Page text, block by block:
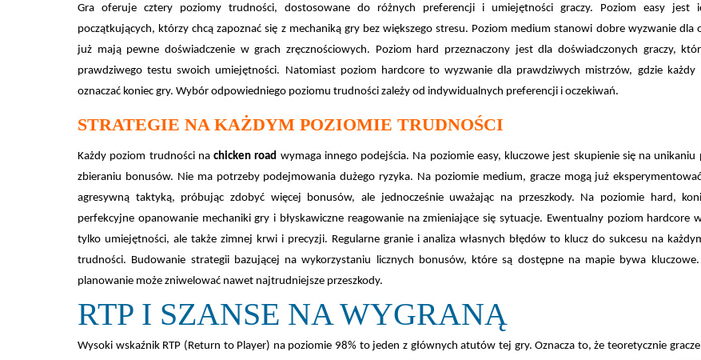
Gra oferuje cztery poziomy trudności, dostosowane do różnych preferencji i umiejętności graczy. Poziom easy jest
początkujących, którzy chcą zapoznać się z mechaniką gry bez większego stresu. Poziom medium stanowi dobre wyzwanie dla
już mają pewne doświadczenie w grach zręcznościowych. Poziom hard przeznaczony jest dla doświadczonych graczy,
prawdziwego testu swoich umiejętności. Natomiast poziom hardcore to wyzwanie dla prawdziwych mistrzów, gdzie każdy
oznaczać koniec gry. Wybór odpowiedniego poziomu trudności zależy od indywidualnych preferencji i oczekiwań.
STRATEGIE NA KAŻDYM POZIOMIE TRUDNOŚCI
Każdy poziom trudności nachicken road wymaga innego podejścia. Na poziomie easy, kluczowe jest skupienie się na unikaniu
zbieraniu bonusów. Nie ma potrzeby podejmowania dużego ryzyka. Na poziomie medium, gracze mogą już
agresywną taktyką, próbując zdobyć więcej bonusów, ale jednocześnie uważając na przeszkody. Na poziomie hard,
perfekcyjne opanowanie mechaniki gry i błyskawiczne reagowanie na zmieniające się sytuacje. Ewentualny poziom hardcore
tylko umiejętności, ale także zimnej krwi i precyzji. Regularne granie i analiza własnych błędów to klucz do sukcesu na
trudności. Budowanie strategii bazującej na wykorzystaniu licznych bonusów, które są dostępne na mapie bywa kluczowe.
planowanie może zniwelować nawet najtrudniejsze przeszkody.
RTP I SZANSE NA WYGRANĄ
Wysoki wskaźnik RTP (Return to Player) na poziomie 98% to jeden z głównych atutów tej gry. Oznacza to, że teoretycznie